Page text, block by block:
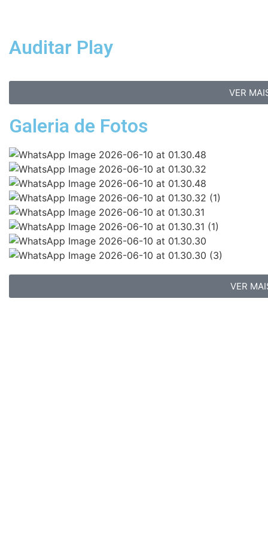
Auditar Play
VER
Galeria de Fotos
VER